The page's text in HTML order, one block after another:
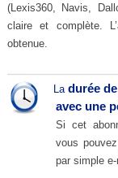
(Lexis360, Navis,
claire et complète.
obtenue.
La durée
avec une
Si cet
vous
par simple e-